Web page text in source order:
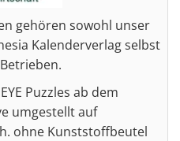
gehören sowohl unser
Kalenderverlag selbst
Puzzles ab dem
umgestellt auf
ohne Kunststoffbeutel